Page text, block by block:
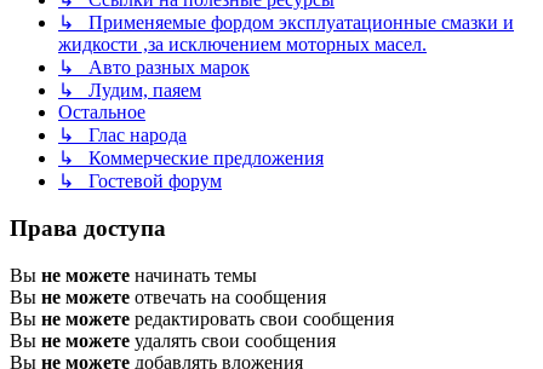
↳ Применяемые фордом эксплуатационные смазки и
жидкости ,за исключением моторных масел.
↳ Авто разных марок
↳ Лудим, паяем
Остальное
↳ Глас народа
↳ Коммерческие предложения
↳ Гостевой форум
Права доступа
Вы не можете начинать темы
Вы не можете отвечать на сообщения
Вы не можете редактировать свои сообщения
Вы не можете удалять свои сообщения
Вы не можете добавлять вложения